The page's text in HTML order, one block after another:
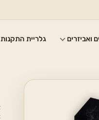
ואביזרים גלריית התקנות